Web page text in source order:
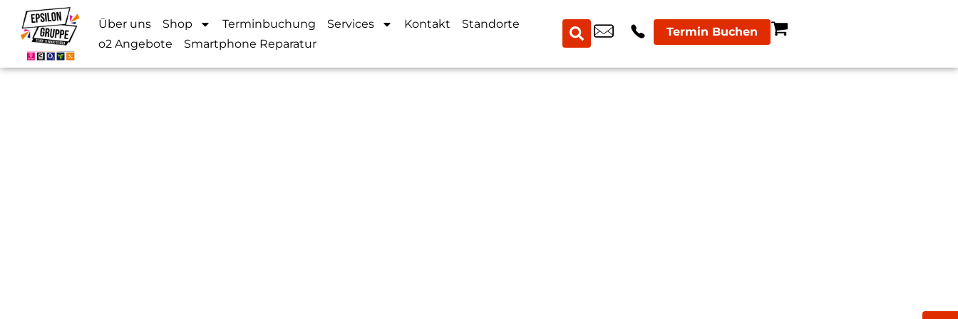
Über uns Shop Terminbuchung Services Kontakt
Standorte
o2 Angebote
Smartphone Reparatur
Termin Buchen